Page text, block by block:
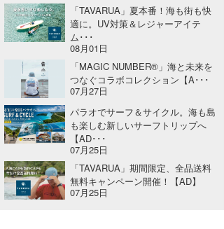
「TAVARUA」夏本番！海も街も快
適に。UV対策＆レジャーアイテ
ム･･･
08月01日
「MAGIC NUMBER®」海と未来を
つなぐコラボコレクション【A･･･
07月27日
パラオでサーフ＆サイクル。海も島
も楽しむ新しいサーフトリップへ
【AD･･･
07月25日
「TAVARUA」期間限定、全品送料
無料キャンペーン開催！【AD】
07月25日